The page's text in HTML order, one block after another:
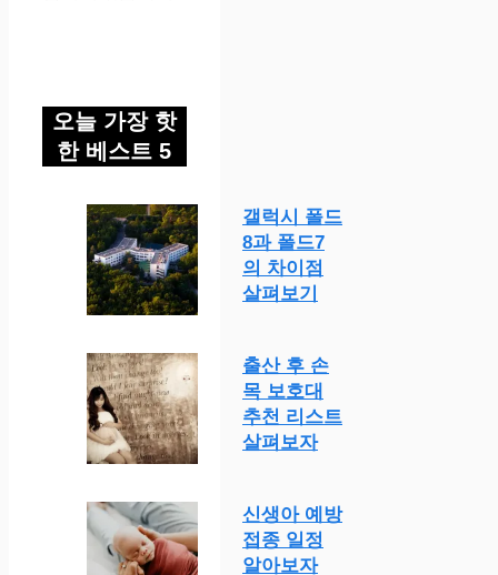
오늘 가장 핫
한 베스트 5
갤럭시 폴드
8과 폴드7
의 차이점
살펴보기
출산 후 손
목 보호대
추천 리스트
살펴보자
신생아 예방
접종 일정
알아보자